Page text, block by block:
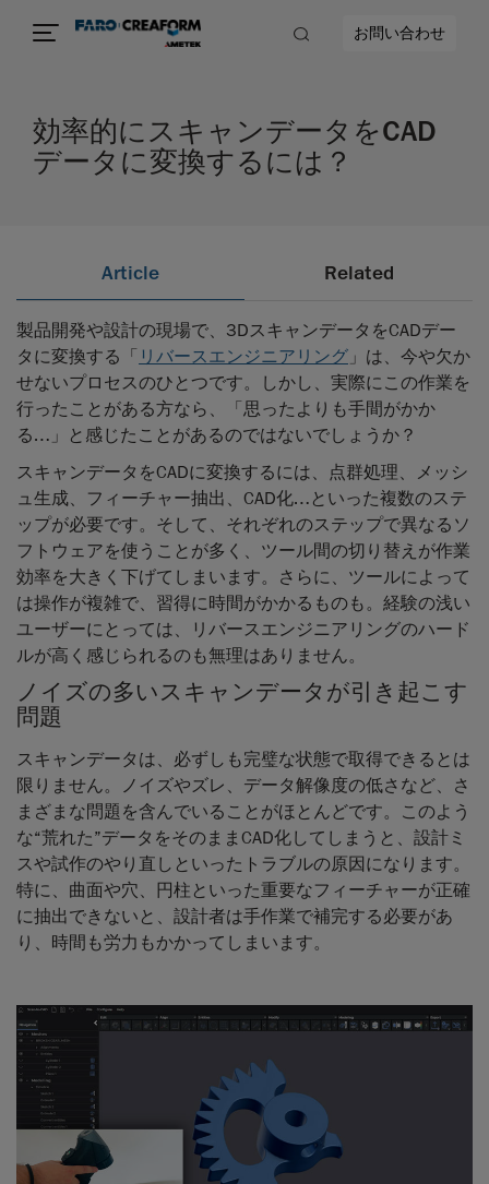
お問い合わせ
効率的にスキャンデータをCAD
データに変換するには？
Article Related
製品開発や設計の現場で、3DスキャンデータをCADデー
タに変換する「 リバースエンジニアリング 」は、今や欠か
せないプロセスのひとつです。しかし、実際にこの作業を
行ったことがある方なら、「思ったよりも手間がかか
る…」と感じたことがあるのではないでしょうか？
スキャンデータをCADに変換するには、点群処理、メッシ
ュ生成、フィーチャー抽出、CAD化…といった複数のステ
ップが必要です。そして、それぞれのステップで異なるソ
フトウェアを使うことが多く、ツール間の切り替えが作業
効率を大きく下げてしまいます。さらに、ツールによって
は操作が複雑で、習得に時間がかかるものも。経験の浅い
ユーザーにとっては、リバースエンジニアリングのハード
ルが高く感じられるのも無理はありません。
ノイズの多いスキャンデータが引き起こす
問題
スキャンデータは、必ずしも完璧な状態で取得できるとは
限りません。ノイズやズレ、データ解像度の低さなど、さ
まざまな問題を含んでいることがほとんどです。このよう
な“荒れた”データをそのままCAD化してしまうと、設計ミ
スや試作のやり直しといったトラブルの原因になります。
特に、曲面や穴、円柱といった重要なフィーチャーが正確
に抽出できないと、設計者は手作業で補完する必要があ
り、時間も労力もかかってしまいます。